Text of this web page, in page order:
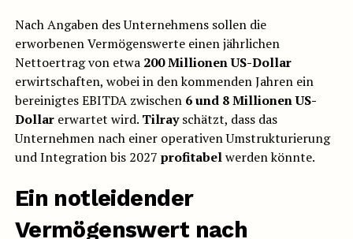
Nach Angaben des Unternehmens sollen die
erworbenen Vermögenswerte einen jährlichen
Nettoertrag von etwa 200 Millionen US-Dollar
erwirtschaften, wobei in den kommenden Jahren ein
bereinigtes EBITDA zwischen 6 und 8 Millionen US-
Dollarerwartet wird. Tilrayschätzt, dass das
Unternehmen nach einer operativen Umstrukturierung
und Integration bis 2027 profitabelwerden könnte.
Ein notleidender
Vermögenswert nach